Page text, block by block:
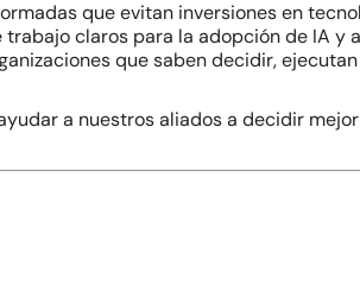
que evitan inversiones en
claros para la adopción de IA y
que saben decidir,
a nuestros aliados a decidir